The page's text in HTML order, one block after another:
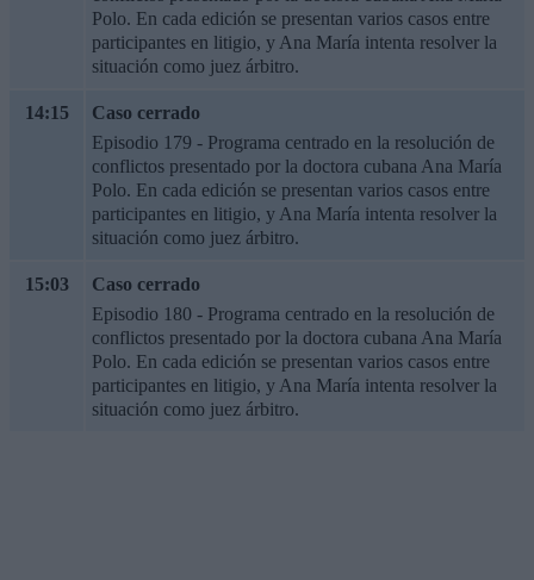
Polo. En cada edición se presentan varios casos entre
participantes en litigio, y Ana María intenta resolver la
situación como juez árbitro.
14:15
Caso cerrado
Episodio 179 - Programa centrado en la resolución de
conflictos presentado por la doctora cubana Ana María
Polo. En cada edición se presentan varios casos entre
participantes en litigio, y Ana María intenta resolver la
situación como juez árbitro.
15:03
Caso cerrado
Episodio 180 - Programa centrado en la resolución de
conflictos presentado por la doctora cubana Ana María
Polo. En cada edición se presentan varios casos entre
participantes en litigio, y Ana María intenta resolver la
situación como juez árbitro.